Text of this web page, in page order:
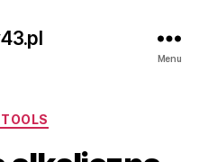
Menu
Kategorie